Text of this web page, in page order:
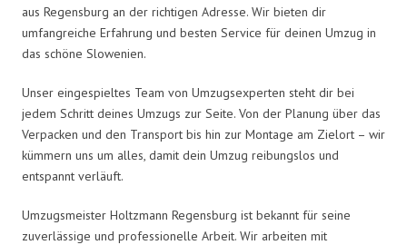
aus Regensburg an der richtigen Adresse. Wir bieten dir
umfangreiche Erfahrung und besten Service für deinen Umzug in
das schöne Slowenien.
Unser eingespieltes Team von Umzugsexperten steht dir bei
jedem Schritt deines Umzugs zur Seite. Von der Planung über das
Verpacken und den Transport bis hin zur Montage am Zielort – wir
kümmern uns um alles, damit dein Umzug reibungslos und
entspannt verläuft.
Umzugsmeister Holtzmann Regensburg ist bekannt für seine
zuverlässige und professionelle Arbeit. Wir arbeiten mit